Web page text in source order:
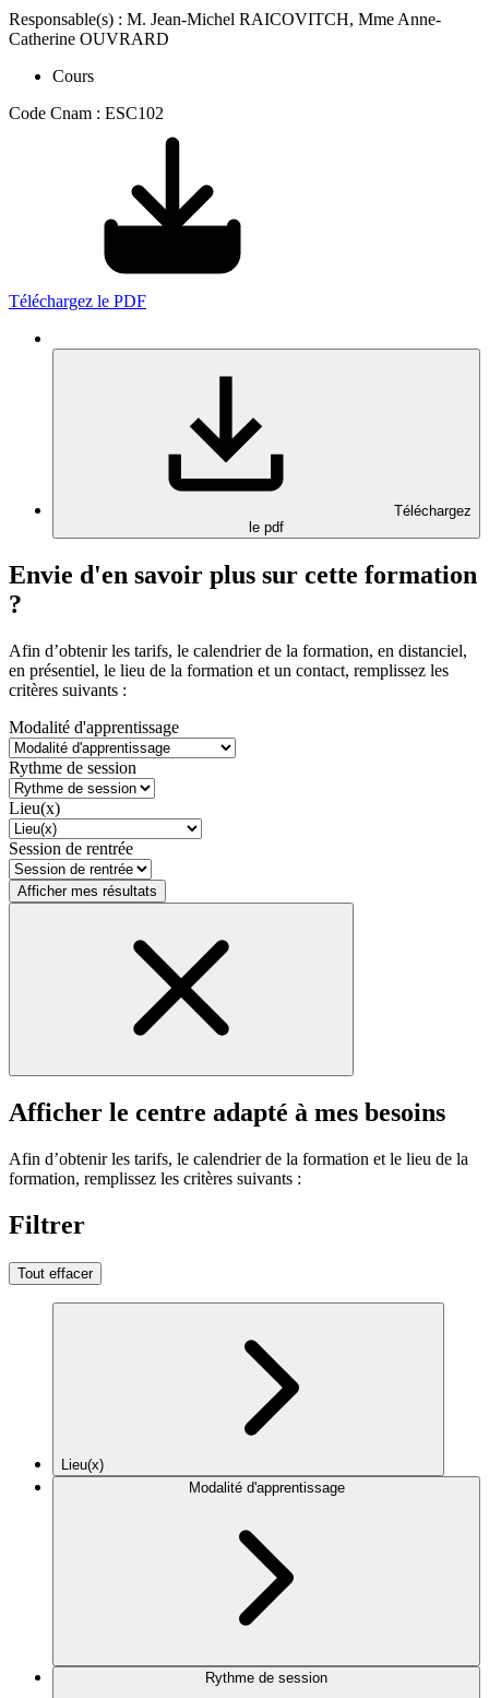
Responsable(s) : M. Jean-Michel RAICOVITCH, Mme Anne-
Catherine OUVRARD
Cours
Code Cnam : ESC102
Téléchargez le PDF
Téléchargez
le pdf
Envie d'en savoir plus sur cette formation
?
Afin d’obtenir les tarifs, le calendrier de la formation, en distanciel,
en présentiel, le lieu de la formation et un contact, remplissez les
critères suivants :
Modalité d'apprentissage
Rythme de session
Lieu(x)
Session de rentrée
Afficher mes résultats
Afficher le centre adapté à mes besoins
Afin d’obtenir les tarifs, le calendrier de la formation et le lieu de la
formation, remplissez les critères suivants :
Filtrer
Tout effacer
Lieu(x)
Modalité d'apprentissage
Rythme de session